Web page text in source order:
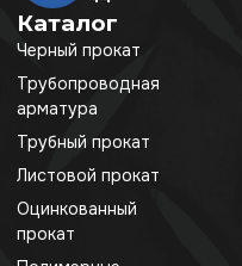
Каталог
Черный прокат
Трубопроводная
арматура
Трубный прокат
Листовой прокат
Оцинкованный
прокат